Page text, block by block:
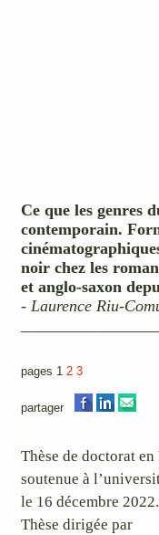
Ce que les genres
contemporain.
noir chez les
et anglo-saxon
- Laurence Riu-
pages 1 2 3
partager
Thèse de doctorat
soutenue à
le 16 décembre 2022.
Thèse dirigée par